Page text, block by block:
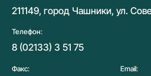
211149, город Чашники, ул.
Телефон:
8 (02133) 3 51 75
Факс: Email: